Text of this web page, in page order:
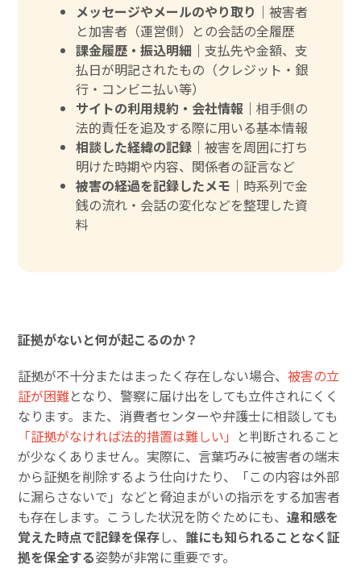
メッセージやメールのやり取り｜被害者
と加害者（運営側）との会話の全履歴
課金履歴・振込明細｜ 支払先や金額、支
払日が明記されたもの（クレジット・銀
行・コンビニ払い等）
サイトの利用規約・会社情報｜相手側の
法的責任を追及する際に用いる基本情報
相談した経緯の記録｜被害を周囲に打ち
明けた時期や内容、関係者の証言など
被害の経過を記録したメモ｜ 時系列で金
銭の流れ・会話の変化などを整理した資
料
証拠がないと何が起こるのか？
証拠が不十分またはまったく存在しない場合、被害の立
証が困難となり、警察に届け出をしても立件されにくく
なります。また、消費者センターや弁護士に相談しても
「証拠がなければ法的措置は難しい」 と判断されること
が少なくありません。実際に、言葉巧みに被害者の端末
から証拠を削除するよう仕向けたり、「この内容は外部
に漏らさないで」などと脅迫まがいの指示をする加害者
も存在します。こうした状況を防ぐためにも、違和感を
覚えた時点で記録を保存し、 誰にも知られることなく証
拠を保全する姿勢が非常に重要です。